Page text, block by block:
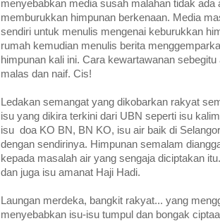
menyebabkan media susah malahan tidak ada
memburukkan himpunan berkenaan. Media
sendiri untuk menulis mengenai keburukkan
rumah kemudian menulis berita
himpunan kali ini. Cara kewartawanan
malas dan naif. Cis!
Ledakan semangat yang dikobarkan rakyat
isu yang dikira terkini dari UBN seperti isu
isu doa KO BN, BN KO, isu air baik di
dengan sendirinya. Himpunan semalam
kepada masalah air yang sengaja diciptakan
dan juga isu amanat Haji Hadi.
Laungan merdeka, bangkit rakyat... yang
menyebabkan isu-isu tumpul dan bongak